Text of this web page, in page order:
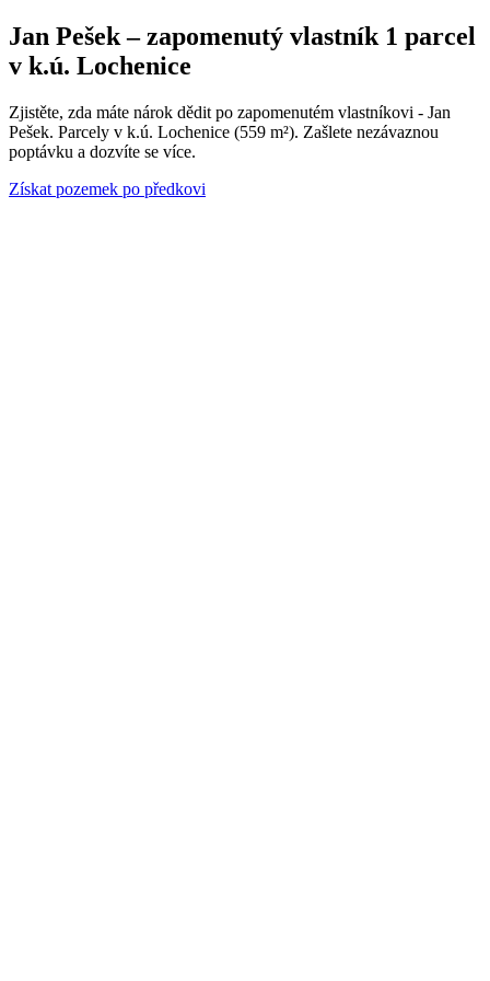
Jan Pešek – zapomenutý vlastník 1 parcel
v k.ú. Lochenice
Zjistěte, zda máte nárok dědit po zapomenutém vlastníkovi - Jan
Pešek. Parcely v k.ú. Lochenice (559 m²). Zašlete nezávaznou
poptávku a dozvíte se více.
Získat pozemek po předkovi